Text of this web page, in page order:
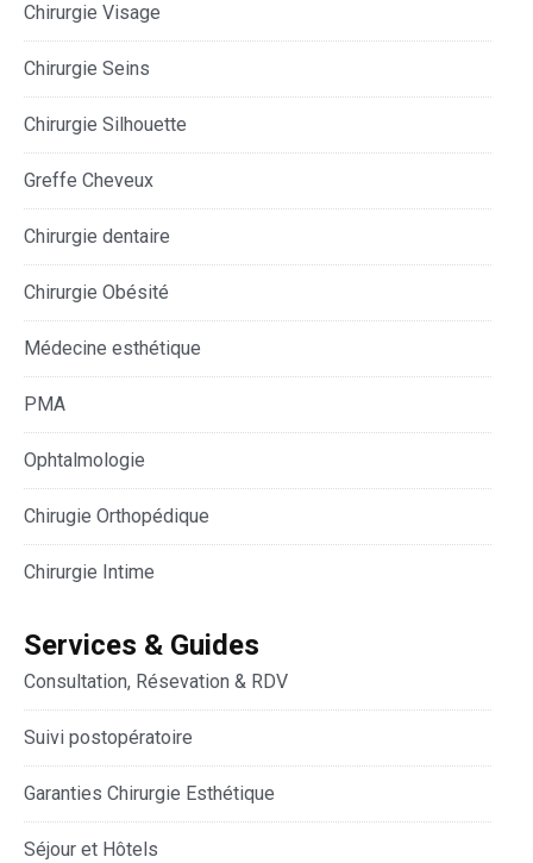
Chirurgie Visage
Chirurgie Seins
Chirurgie Silhouette
Greffe Cheveux
Chirurgie dentaire
Chirurgie Obésité
Médecine esthétique
PMA
Ophtalmologie
Chirugie Orthopédique
Chirurgie Intime
Services & Guides
Consultation, Résevation & RDV
Suivi postopératoire
Garanties Chirurgie Esthétique
Séjour et Hôtels